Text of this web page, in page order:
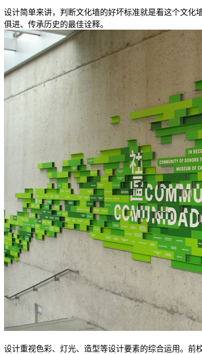
设计简单来讲，判断文化墙的好坏标准就是看这个文化
俱进、传承历史的最佳诠释。
设计重视色彩、灯光、造型等设计要素的综合运用。前